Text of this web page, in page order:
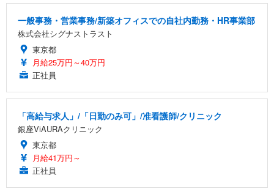
一般事務・営業事務/新築オフィスでの自社内勤務・HR事業部
株式会社シグナストラスト
東京都
月給25万円～40万円
正社員
「高給与求人」/「日勤のみ可」/准看護師/クリニック
銀座ViAURAクリニック
東京都
月給41万円～
正社員